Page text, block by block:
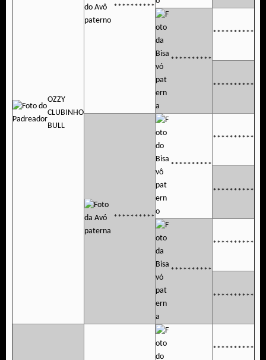
OZZY
CLUBINHO
BULL
**********
**********
**********
**********
**********
**********
**********
**********
**********
**********
**********
**********